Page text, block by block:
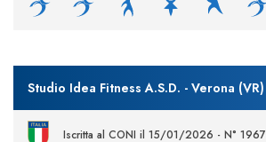
Studio Idea Fitness A.S.D. - Verona (VR)
Iscritta al CONI il 15/01/2026 - N°